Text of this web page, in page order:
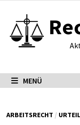
Inhalt
springen
MENÜ
ARBEITSRECHT /